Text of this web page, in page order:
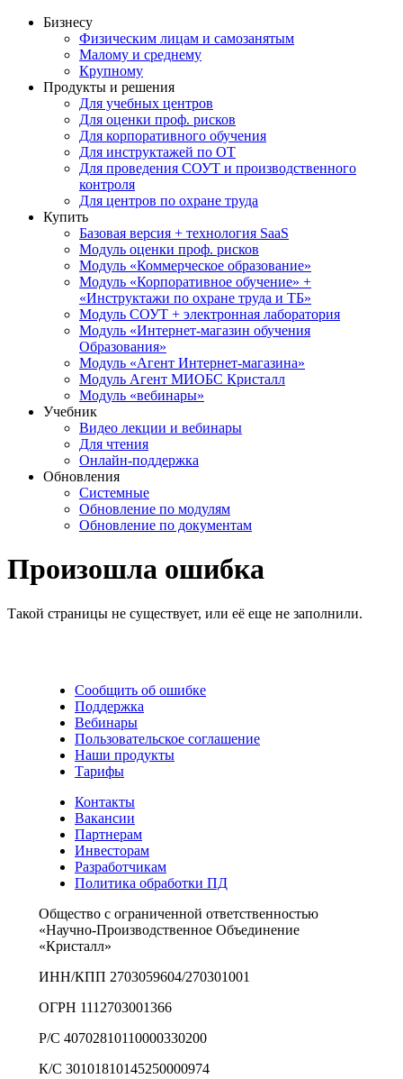
Бизнесу
Физическим лицам и самозанятым
Малому и среднему
Крупному
Продукты и решения
Для учебных центров
Для оценки проф. рисков
Для корпоративного обучения
Для инструктажей по ОТ
Для проведения СОУТ и производственного
контроля
Для центров по охране труда
Купить
Базовая версия + технология SaaS
Модуль оценки проф. рисков
Модуль «Коммерческое образование»
Модуль «Корпоративное обучение» +
«Инструктажи по охране труда и ТБ»
Модуль СОУТ + электронная лаборатория
Модуль «Интернет-магазин обучения
Образования»
Модуль «Агент Интернет-магазина»
Модуль Агент МИОБС Кристалл
Модуль «вебинары»
Учебник
Видео лекции и вебинары
Для чтения
Онлайн-поддержка
Обновления
Системные
Обновление по модулям
Обновление по документам
Произошла ошибка
Такой страницы не существует, или её еще не заполнили.
Сообщить об ошибке
Поддержка
Вебинары
Пользовательское соглашение
Наши продукты
Тарифы
Контакты
Вакансии
Партнерам
Инвесторам
Разработчикам
Политика обработки ПД
Общество с ограниченной ответственностью
«Научно-Производственное Объединение
«Кристалл»
ИНН/КПП 2703059604/270301001
ОГРН 1112703001366
Р/С 40702810110000330200
К/С 30101810145250000974